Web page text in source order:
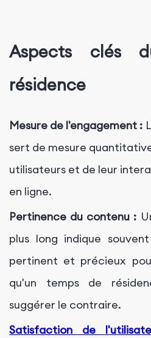
Aspects clés
résidence
Mesure de l'engagement :
sert de mesure
utilisateurs et de leur
en ligne.
Pertinence du contenu :
plus long indique
pertinent et précieux
qu'un temps de
suggérer le contraire.
Satisfaction de